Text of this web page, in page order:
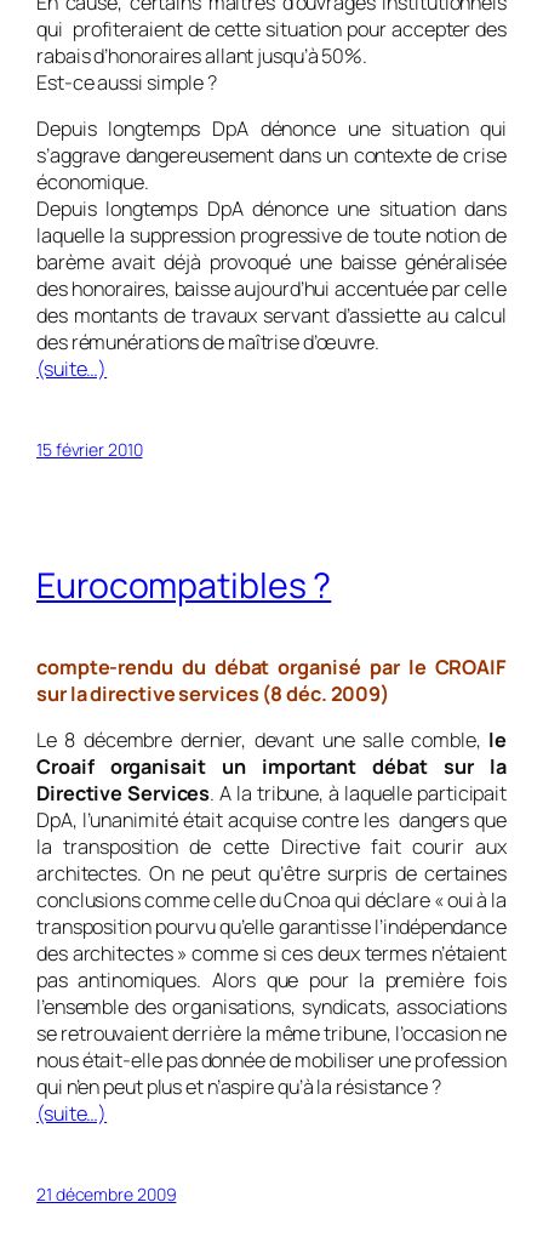
qui profiteraient de cette situation pour accepter des
rabais d’honoraires allant jusqu’à 50%.
Est-ce aussi simple ?
Depuis longtemps DpA dénonce une situation qui
s’aggrave dangereusement dans un contexte de crise
économique.
Depuis longtemps DpA dénonce une situation dans
laquelle la suppression progressive de toute notion de
barème avait déjà provoqué une baisse généralisée
des honoraires, baisse aujourd’hui accentuée par celle
des montants de travaux servant d’assiette au calcul
des rémunérations de maîtrise d’œuvre.
(suite…)
15 février 2010
Eurocompatibles ?
compte-rendu du débat organisé par le CROAIF
sur la directive services (8 déc. 2009)
Le 8 décembre dernier, devant une salle comble, le
Croaif organisait un important débat sur la
Directive Services. A la tribune, à laquelle participait
DpA, l’unanimité était acquise contre les dangers que
la transposition de cette Directive fait courir aux
architectes. On ne peut qu’être surpris de certaines
conclusions comme celle du Cnoa qui déclare « oui à la
transposition pourvu qu’elle garantisse l’indépendance
des architectes » comme si ces deux termes n’étaient
pas antinomiques. Alors que pour la première fois
l’ensemble des organisations, syndicats, associations
se retrouvaient derrière la même tribune, l’occasion ne
nous était-elle pas donnée de mobiliser une profession
qui n’en peut plus et n’aspire qu’à la résistance ?
(suite…)
21 décembre 2009